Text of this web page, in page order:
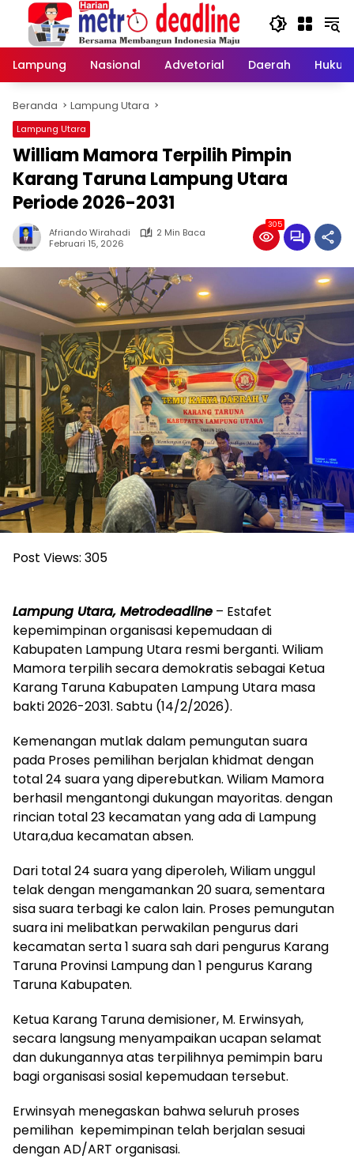
Langsung
konten
Lampung
Nasional Advetorial Daerah Hukum
Beranda Lampung Utara
Lampung Utara
William Mamora Terpilih Pimpin
Karang Taruna Lampung Utara
Periode 2026-2031
Afriando Wirahadi
2 Min Baca
Februari 15, 2026
305
Post Views: 305
Lampung Utara, Metrodeadline – Estafet
kepemimpinan organisasi kepemudaan di
Kabupaten Lampung Utara resmi berganti. Wiliam
Mamora terpilih secara demokratis sebagai Ketua
Karang Taruna Kabupaten Lampung Utara masa
bakti 2026-2031. Sabtu (14/2/2026).
Kemenangan mutlak dalam pemungutan suara
pada Proses pemilihan berjalan khidmat dengan
total 24 suara yang diperebutkan. Wiliam Mamora
berhasil mengantongi dukungan mayoritas. dengan
rincian total 23 kecamatan yang ada di Lampung
Utara,dua kecamatan absen.
Dari total 24 suara yang diperoleh, Wiliam unggul
telak dengan mengamankan 20 suara, sementara
sisa suara terbagi ke calon lain. Proses pemungutan
suara ini melibatkan perwakilan pengurus dari
kecamatan serta 1 suara sah dari pengurus Karang
Taruna Provinsi Lampung dan 1 pengurus Karang
Taruna Kabupaten.
Ketua Karang Taruna demisioner, M. Erwinsyah,
secara langsung menyampaikan ucapan selamat
dan dukungannya atas terpilihnya pemimpin baru
bagi organisasi sosial kepemudaan tersebut.
Erwinsyah menegaskan bahwa seluruh proses
pemilihan kepemimpinan telah berjalan sesuai
dengan AD/ART organisasi.